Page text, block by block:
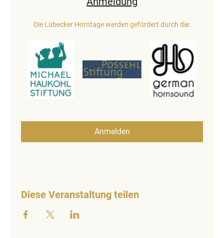
Die Lübecker Horntage werden gefördert durch die:
Anmelden
Diese Veranstaltung teilen